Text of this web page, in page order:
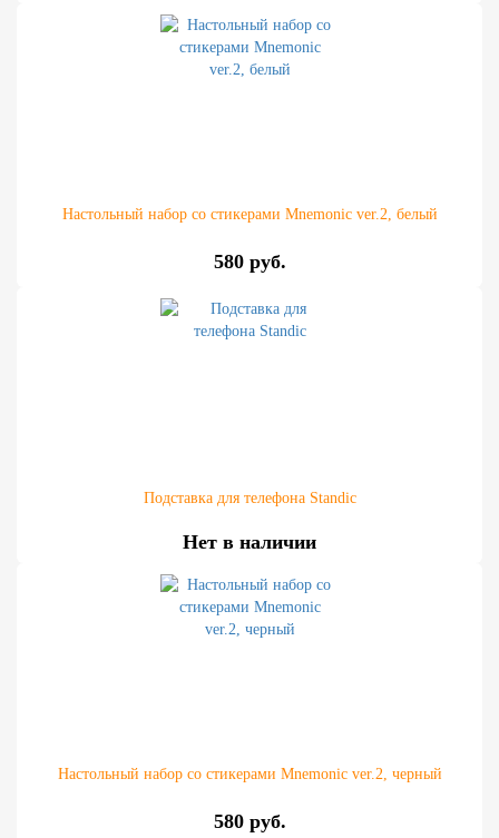
Настольный набор со стикерами Mnemonic ver.2, белый
580 руб.
Подставка для телефона Standic
Нет в наличии
Настольный набор со стикерами Mnemonic ver.2, черный
580 руб.